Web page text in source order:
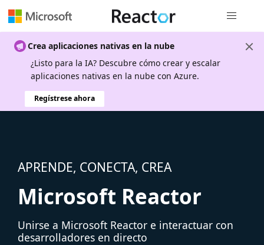
Crea aplicaciones nativas en la nube
¿Listo para la IA? Descubre cómo crear y escalar
aplicaciones nativas en la nube con Azure.
Regístrese ahora
APRENDE, CONECTA, CREA
Microsoft Reactor
Unirse a Microsoft Reactor e interactuar con
desarrolladores en directo